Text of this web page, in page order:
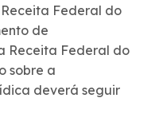
Federal do
de
Receita Federal do
sobre a
deverá seguir